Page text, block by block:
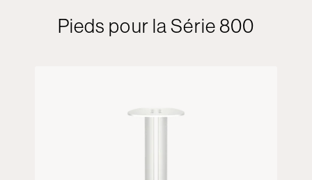
Pieds pour la Série 800